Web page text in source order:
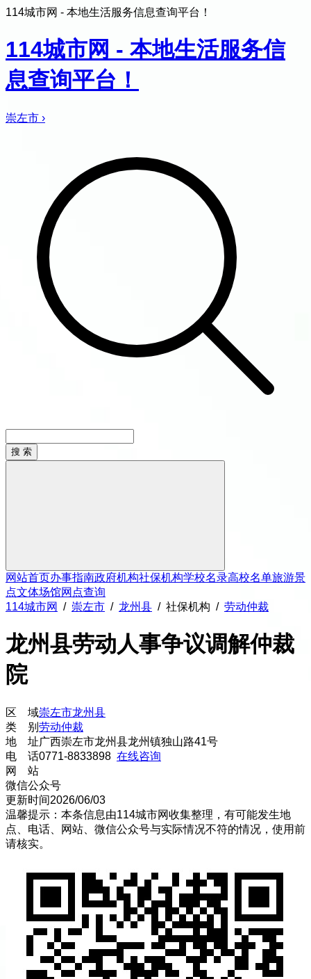
114城市网 - 本地生活服务信息查询平台！
114城市网 - 本地生活服务信
息查询平台！
崇左市 ›
网站首页办事指南政府机构社保机构学校名录高校名单旅游景
点文体场馆网点查询
114城市网
/ 崇左市 / 龙州县 / 社保机构 / 劳动仲裁
龙州县劳动人事争议调解仲裁
院
区 域崇左市龙州县
类 别 劳动仲裁
地 址广西崇左市龙州县龙州镇独山路41号
电 话0771-8833898 在线咨询
网 站
微信公众号
更新时间2026/06/03
温馨提示：本条信息由114城市网收集整理，有可能发生地
点、电话、网站、微信公众号与实际情况不符的情况，使用前
请核实。